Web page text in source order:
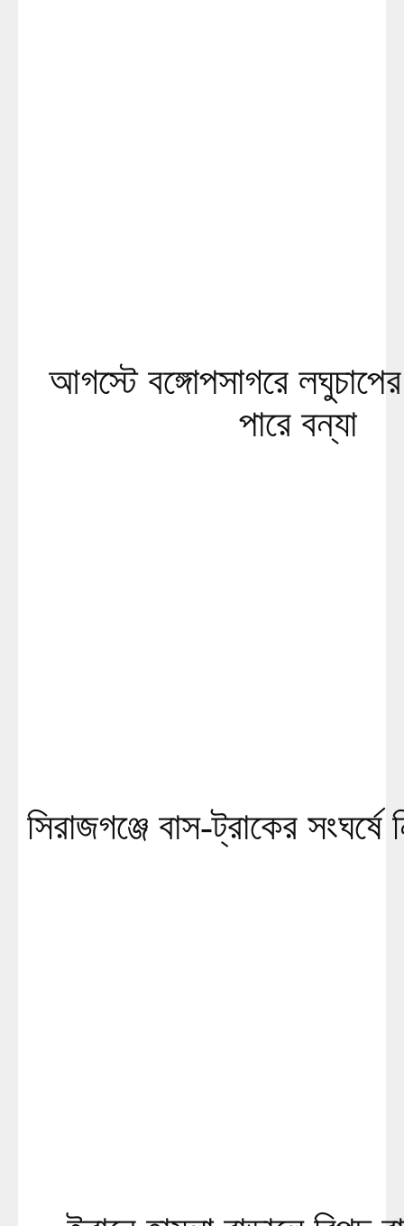
আগস্টে বঙ্গোপসাগরে
পারে বন্যা
সিরাজগঞ্জে বাস-ট্রাকের